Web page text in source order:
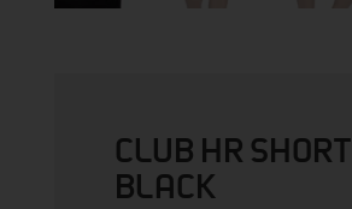
CLUB HR SHORT
BLACK